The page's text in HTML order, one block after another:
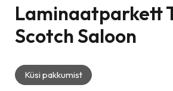
Laminaatparkett
Scotch Saloon
Küsi pakkumist